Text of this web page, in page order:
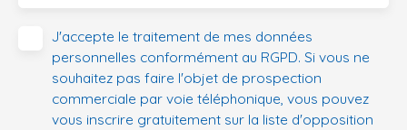
J'accepte le traitement de mes données
personnelles conformément au RGPD. Si vous ne
souhaitez pas faire l'objet de prospection
commerciale par voie téléphonique, vous pouvez
vous inscrire gratuitement sur la liste d'opposition